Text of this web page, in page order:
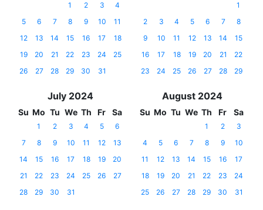
1 2 3
4
5
6 7 8 9 10
11
12
13 14 15 16 17
18
19
20 21 22 23 24
25
26
27 28 29 30 31
1
2
3 4 5 6 7
8
9
10 11 12 13 14
15
16
17 18 19 20 21
22
23
24 25 26 27 28 29
July 2024
Su Mo Tu We Th Fr Sa
1 2 3 4 5
6
7
8 9 10 11 12
13
14
15 16 17 18 19
20
21
22 23 24 25 26
27
28
29 30 31
August 2024
Su Mo Tu We Th Fr Sa
1 2
3
4
5 6 7 8 9
10
11
12 13 14 15 16
17
18
19 20 21 22 23
24
25
26 27 28 29 30 31